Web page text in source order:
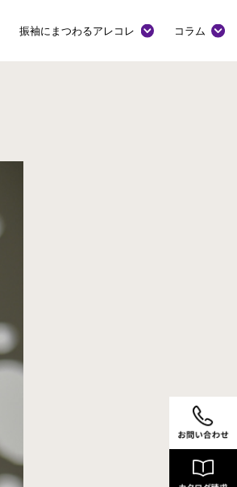
振袖にまつわるアレコレ コラム